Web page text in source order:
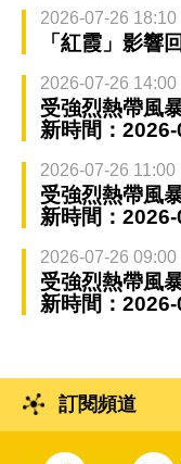
2026-07-26 18:10
「紅霞」影響
2026-07-26 14:00
受強烈熱帶風
新時間：2026-
2026-07-26 11:00
受強烈熱帶風
新時間：2026-
2026-07-26 09:00
受強烈熱帶風
新時間：2026-
訂閱頻道